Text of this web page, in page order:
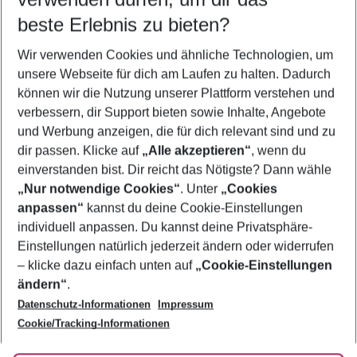
5-8 Nächte
2 Erwachsene Keine Kinder
Mehr Filter anzeigen
Footer
Footer navigation
Über uns
AGB
Bestpreisgarantie
Cookie-Einstellungen ändern
Cookie-Richtlinie
Agenturbetreuung
Barrierefreies Reisen
Folge uns
beste Erlebnis zu bieten?
Wir verwenden Cookies und ähnliche Technologien, um
unsere Webseite für dich am Laufen zu halten. Dadurch
können wir die Nutzung unserer Plattform verstehen und
verbessern, dir Support bieten sowie Inhalte, Angebote
und Werbung anzeigen, die für dich relevant sind und zu
dir passen. Klicke auf „Alle akzeptieren“, wenn du
einverstanden bist. Dir reicht das Nötigste? Dann wähle
„Nur notwendige Cookies“. Unter „Cookies
anpassen“ kannst du deine Cookie-Einstellungen
individuell anpassen. Du kannst deine Privatsphäre-
Einstellungen natürlich jederzeit ändern oder widerrufen
– klicke dazu einfach unten auf „Cookie-Einstellungen
ändern“.
Datenschutz-Informationen
Impressum
Cookie/Tracking-Informationen